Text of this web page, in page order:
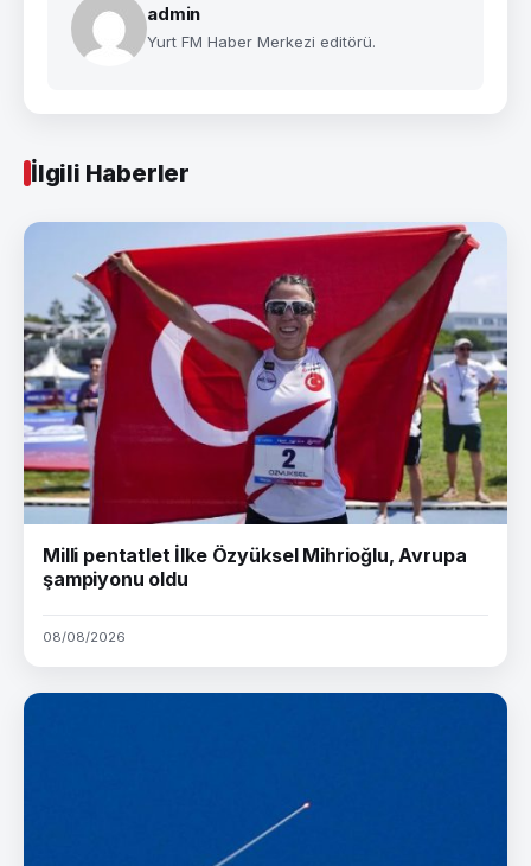
admin
Yurt FM Haber Merkezi editörü.
İlgili Haberler
Milli pentatlet İlke Özyüksel Mihrioğlu, Avrupa
şampiyonu oldu
08/08/2026